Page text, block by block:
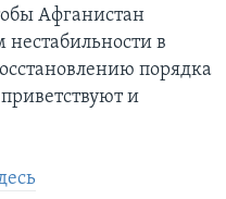
Афганистан
в
порядка
и